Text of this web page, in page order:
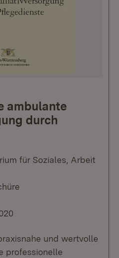
ambulante
durch
für Soziales, Arbeit
und wertvolle
professionelle